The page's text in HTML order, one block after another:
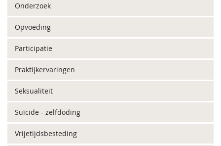
Onderzoek
Opvoeding
Participatie
Praktijkervaringen
Seksualiteit
Suïcide - zelfdoding
Vrijetijdsbesteding